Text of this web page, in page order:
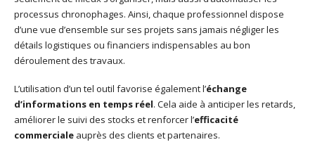
processus chronophages. Ainsi, chaque professionnel dispose
d’une vue d’ensemble sur ses projets sans jamais négliger les
détails logistiques ou financiers indispensables au bon
déroulement des travaux.
L’utilisation d’un tel outil favorise également l’échange
d’informations en temps réel. Cela aide à anticiper les retards,
améliorer le suivi des stocks et renforcer l’efficacité
commerciale auprès des clients et partenaires.